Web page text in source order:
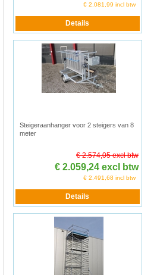
€ 2.081,99 incl btw
Steigeraanhanger voor 2 steigers van 8
meter
€ 2.574,05 excl btw
€ 2.059,24 excl btw
€ 2.491,68 incl btw